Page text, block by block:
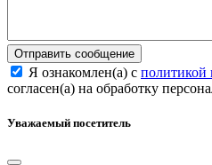
Отправить сообщение
Я ознакомлен(а) с политикой
согласен(а) на обработку
Уважаемый посетитель